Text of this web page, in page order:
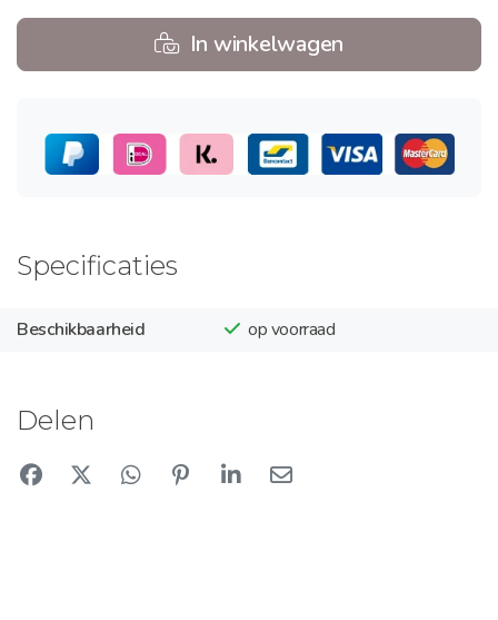
In winkelwagen
Specificaties
Beschikbaarheid op voorraad
Delen